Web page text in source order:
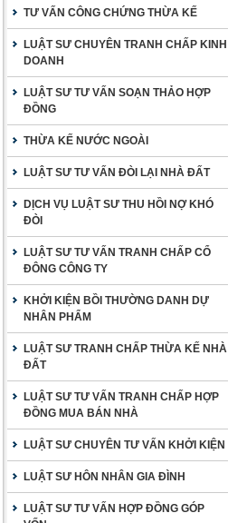
TƯ VẤN CÔNG CHỨNG THỪA KẾ
LUẬT SƯ CHUYÊN TRANH CHẤP KINH
DOANH
LUẬT SƯ TƯ VẤN SOẠN THẢO HỢP
ĐỒNG
THỪA KẾ NƯỚC NGOÀI
LUẬT SƯ TƯ VẤN ĐÒI LẠI NHÀ ĐẤT
DỊCH VỤ LUẬT SƯ THU HỒI NỢ KHÓ
ĐÒI
LUẬT SƯ TƯ VẤN TRANH CHẤP CỔ
ĐÔNG CÔNG TY
KHỞI KIỆN BỒI THƯỜNG DANH DỰ
NHÂN PHẨM
LUẬT SƯ TRANH CHẤP THỪA KẾ NHÀ
ĐẤT
LUẬT SƯ TƯ VẤN TRANH CHẤP HỢP
ĐỒNG MUA BÁN NHÀ
LUẬT SƯ CHUYÊN TƯ VẤN KHỞI KIỆN
LUẬT SƯ HÔN NHÂN GIA ĐÌNH
LUẬT SƯ TƯ VẤN HỢP ĐỒNG GÓP